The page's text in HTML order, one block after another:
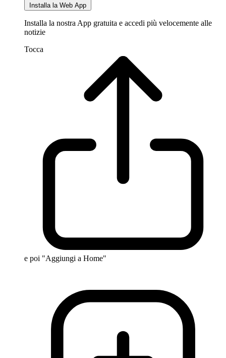
Installa la Web App
Installa la nostra App gratuita e accedi più velocemente alle
notizie
Tocca
e poi "Aggiungi a Home"